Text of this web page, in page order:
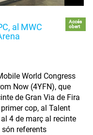
al MWC
Accés
obert
World Congress
Now (4YFN), que
de Gran Via de Fira
cop, al Talent
4 de març al recinte
referents